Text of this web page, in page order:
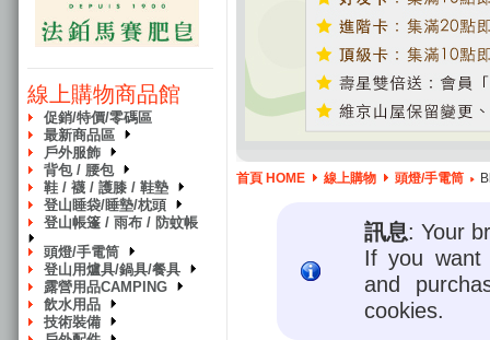
線上購物商品館
促銷/特價/零碼區
最新商品區
戶外服飾
背包 / 腰包
鞋 / 襪 / 護膝 / 鞋墊
登山睡袋/睡墊/枕頭
登山帳篷 / 雨布 / 防蚊帳
頭燈/手電筒
登山用爐具/鍋具/餐具
露營用品CAMPING
飲水用品
技術裝備
首頁 HOME 線上購物 頭燈/手電筒
訊息: Your
If you want
and
cookies.